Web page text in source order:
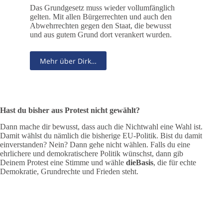
Das Grundgesetz muss wieder vollumfänglich
gelten. Mit allen Bürgerrechten und auch den
Abwehrrechten gegen den Staat, die bewusst
und aus gutem Grund dort verankert wurden.
Mehr über Dirk…
Hast du bisher aus Protest nicht gewählt?
Dann mache dir bewusst, dass auch die Nichtwahl eine Wahl ist.
Damit wählst du nämlich die bisherige EU-Politik. Bist du damit
einverstanden? Nein? Dann gehe nicht wählen. Falls du eine
ehrlichere und demokratischere Politik wünschst, dann gib
Deinem Protest eine Stimme und wähle dieBasis, die für echte
Demokratie, Grundrechte und Frieden steht.